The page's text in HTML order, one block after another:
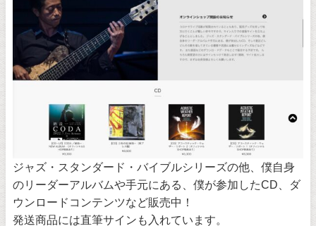
ジャズ・スタンダード・バイブルシリーズの他、僕自身
のリーダーアルバムや手元にある、僕が参加したCD、ダ
ウンロードコンテンツなど販売中！
発送商品には直筆サインも入れています。